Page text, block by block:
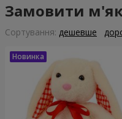
Замовити
Сортування: дешевше